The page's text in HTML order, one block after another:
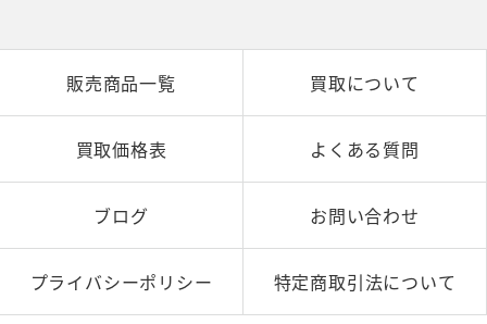
販売商品一覧 買取について
買取価格表 よくある質問
ブログ お問い合わせ
プライバシーポリシー 特定商取引法について